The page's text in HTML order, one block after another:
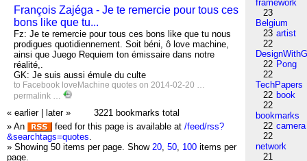
François Zajéga - Je te remercie pour tous ces
bons like que tu...
Fz: Je te remercie pour tous ces bons like que tu nous
prodigues quotidiennement. Soit béni, ô love machine,
ainsi que Juego Requiem ton émissaire dans notre
réalité,.
GK: Je suis aussi émule du culte
to Facebook loveMachine quotes on 2014-02-20 …
permalink …
« earlier later »
3221 bookmarks total
» An
feed for this page is available at /feed/rss?
&searchtags=quotes.
» Showing 50 items per page. Show 20, 50, 100 items per
page.
framework
23
Belgium
23 artist
22
22 Pong
22
TechPapers
22 book
22
bookmarks
22 camera
22
network
21